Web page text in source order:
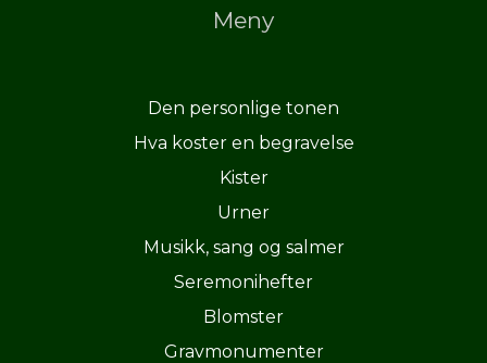
Meny
Den personlige tonen
Hva koster en begravelse
Kister
Urner
Musikk, sang og salmer
Seremonihefter
Blomster
Gravmonumenter